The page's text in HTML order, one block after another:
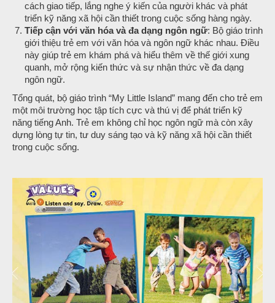
cách giao tiếp, lắng nghe ý kiến của người khác và phát
triển kỹ năng xã hội cần thiết trong cuộc sống hàng ngày.
Tiếp cận với văn hóa và đa dạng ngôn ngữ: Bộ giáo trình
giới thiệu trẻ em với văn hóa và ngôn ngữ khác nhau. Điều
này giúp trẻ em khám phá và hiểu thêm về thế giới xung
quanh, mở rộng kiến thức và sự nhận thức về đa dạng
ngôn ngữ.
Tổng quát, bộ giáo trình “My Little Island” mang đến cho trẻ em
một môi trường học tập tích cực và thú vị để phát triển kỹ
năng tiếng Anh. Trẻ em không chỉ học ngôn ngữ mà còn xây
dựng lòng tự tin, tư duy sáng tạo và kỹ năng xã hội cần thiết
trong cuộc sống.